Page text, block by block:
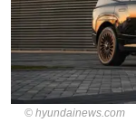
hyundainews.com